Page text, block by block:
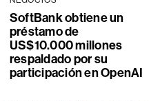
SoftBank obtiene un
préstamo de
US$10.000 millones
respaldado por su
participación en OpenAI